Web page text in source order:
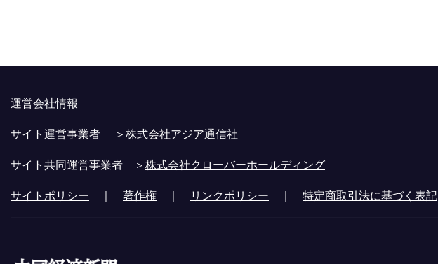
運営会社情報
サイト運営事業者 ＞株式会社アジア通信社
サイト共同運営事業者 ＞株式会社クローバーホールディング
サイトポリシー ｜ 著作権 ｜ リンクポリシー ｜ 特定商取引法に基づく表記